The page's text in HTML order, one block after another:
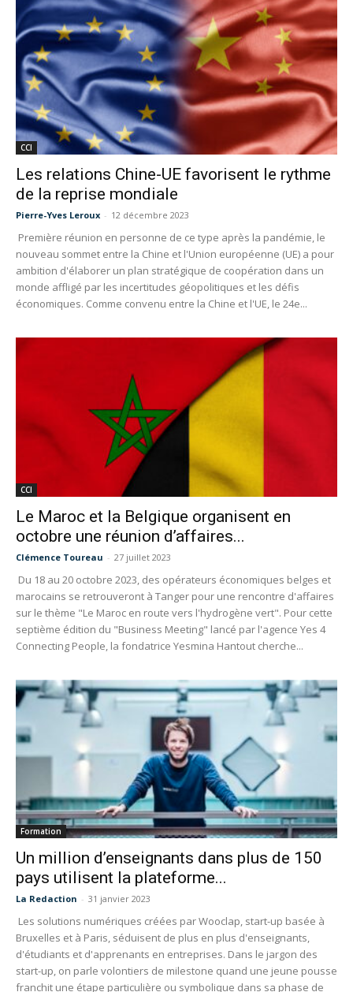
CCI
Les relations Chine-UE favorisent le rythme
de la reprise mondiale
Pierre-Yves Leroux - 12 décembre 2023
Première réunion en personne de ce type après la pandémie, le
nouveau sommet entre la Chine et l'Union européenne (UE) a pour
ambition d'élaborer un plan stratégique de coopération dans un
monde affligé par les incertitudes géopolitiques et les défis
économiques. Comme convenu entre la Chine et l'UE, le 24e...
CCI
Le Maroc et la Belgique organisent en
octobre une réunion d’affaires...
Clémence Toureau - 27 juillet 2023
Du 18 au 20 octobre 2023, des opérateurs économiques belges et
marocains se retrouveront à Tanger pour une rencontre d'affaires
sur le thème "Le Maroc en route vers l'hydrogène vert". Pour cette
septième édition du "Business Meeting" lancé par l'agence Yes 4
Connecting People, la fondatrice Yesmina Hantout cherche...
Formation
Un million d’enseignants dans plus de 150
pays utilisent la plateforme...
La Redaction - 31 janvier 2023
Les solutions numériques créées par Wooclap, start-up basée à
Bruxelles et à Paris, séduisent de plus en plus d'enseignants,
d'étudiants et d'apprenants en entreprises. Dans le jargon des
start-up, on parle volontiers de milestone quand une jeune pousse
franchit une étape particulière ou symbolique dans sa phase de